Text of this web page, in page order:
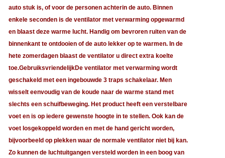
auto stuk is, of voor de personen achterin de auto. Binnen
enkele seconden is de ventilator met verwarming opgewarmd
en blaast deze warme lucht. Handig om bevroren ruiten van de
binnenkant te ontdooien of de auto lekker op te warmen. In de
hete zomerdagen blaast de ventilator u direct extra koelte
toe.GebruiksvriendelijkDe ventilator met verwarming wordt
geschakeld met een ingebouwde 3 traps schakelaar. Men
wisselt eenvoudig van de koude naar de warme stand met
slechts een schuifbeweging. Het product heeft een verstelbare
voet en is op iedere gewenste hoogte in te stellen. Ook kan de
voet losgekoppeld worden en met de hand gericht worden,
bijvoorbeeld op plekken waar de normale ventilator niet bij kan.
Zo kunnen de luchtuitgangen versteld worden in een boog van